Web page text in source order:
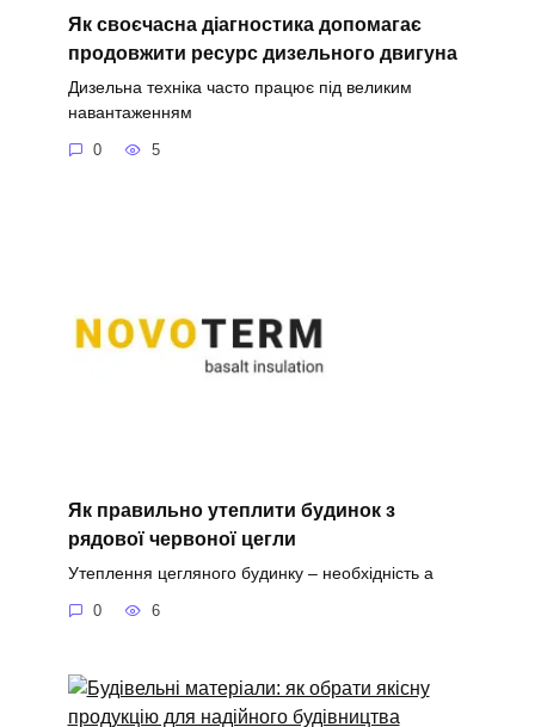
Як своєчасна діагностика допомагає
продовжити ресурс дизельного двигуна
Дизельна техніка часто працює під великим
навантаженням
0 5
Як правильно утеплити будинок з
рядової червоної цегли
Утеплення цегляного будинку – необхідність а
0 6